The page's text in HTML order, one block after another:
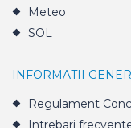
Meteo
SOL
INFORMATII
Regulament
Intrebari